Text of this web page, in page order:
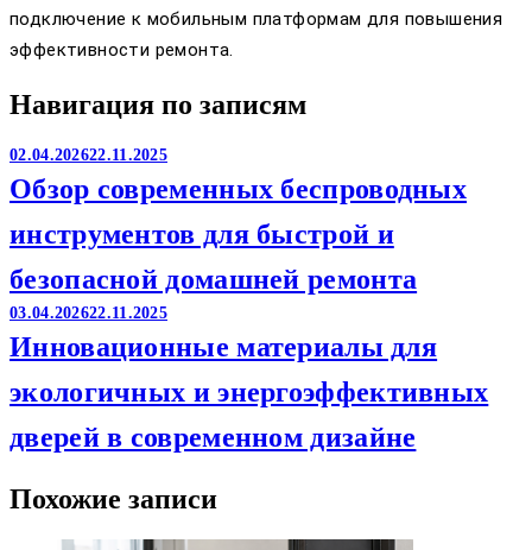
подключение к мобильным платформам для повышения
эффективности ремонта.
Навигация по записям
02.04.202622.11.2025
Обзор современных беспроводных
инструментов для быстрой и
безопасной домашней ремонта
03.04.202622.11.2025
Инновационные материалы для
экологичных и энергоэффективных
дверей в современном дизайне
Похожие записи